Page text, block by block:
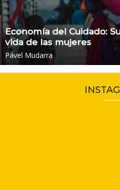
Economía del Cuidado:
vida de las mujeres
Pável Mudarra